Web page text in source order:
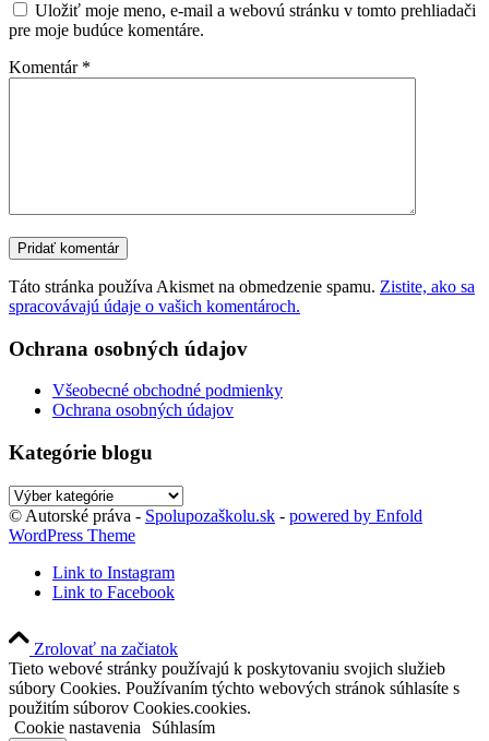
Uložiť moje meno, e-mail a webovú stránku v tomto prehliadači
pre moje budúce komentáre.
Komentár *
Táto stránka používa Akismet na obmedzenie spamu. Zistite, ako sa
spracovávajú údaje o vašich komentároch.
Ochrana osobných údajov
Všeobecné obchodné podmienky
Ochrana osobných údajov
Kategórie blogu
Kategórie
blogu
© Autorské práva - Spolupozaškolu.sk - powered by Enfold
WordPress Theme
Link to Instagram
Link to Facebook
Zrolovať na začiatok
Tieto webové stránky používajú k poskytovaniu svojich služieb
súbory Cookies. Používaním týchto webových stránok súhlasíte s
použitím súborov Cookies.cookies.
Cookie nastavenia
Súhlasím